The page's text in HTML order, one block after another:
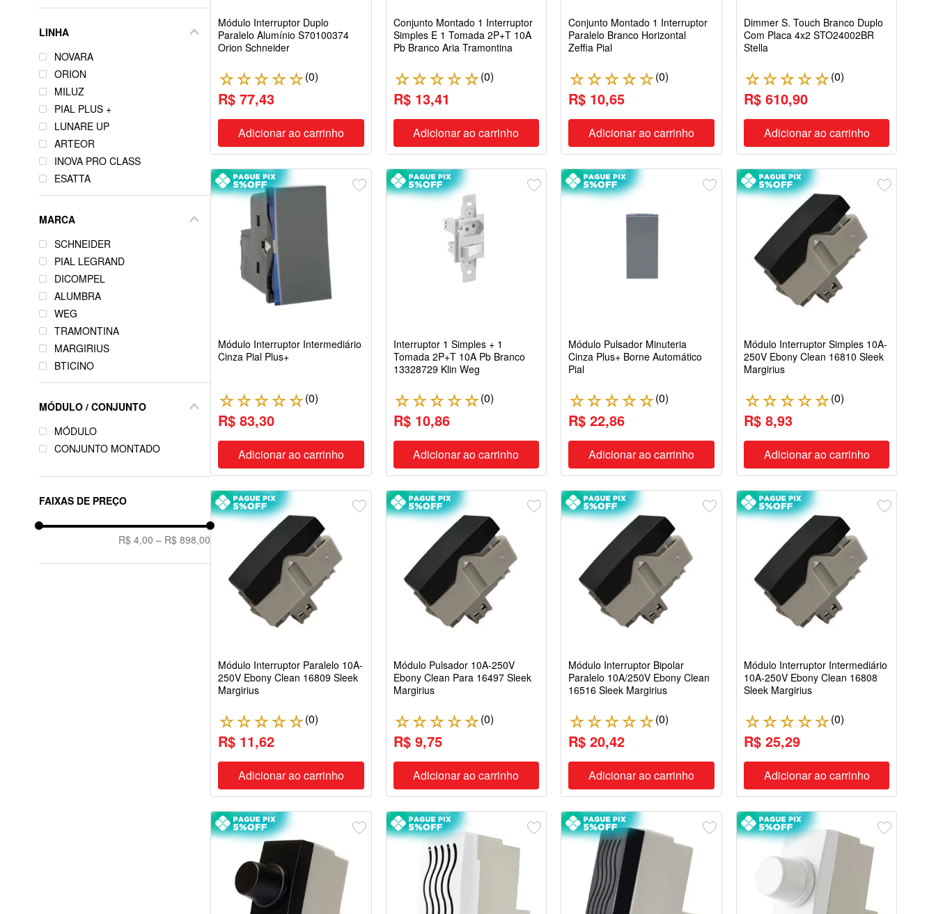
CHAMPANHE
ALUMÍNIO
AZUL
PRETO
PRETO GRAFITE
GRAFITE
PRETA
PÊRA
GRAFITE/ALUMÍNIO
DOURADO
BEGE
ÂMBAR
LINHA
NOVARA
ORION
MILUZ
PIAL PLUS +
LUNARE UP
ARTEOR
INOVA PRO CLASS
ESATTA
SLEEK
PIAL PLUS
LIZ
STELLA
ARIA
LIVING LIGHT
ZEFFIA
INOVA PRO
SIENA
THESI
LIZ/LUX2
KEY WEST
SILENTOQUE
NÃO INFORMADA
MODULOS PRO
AQUATIC
SISTEMA X
PRO
MARCA
SCHNEIDER
PIAL LEGRAND
DICOMPEL
ALUMBRA
WEG
TRAMONTINA
MARGIRIUS
BTICINO
STECK
DNI
DUTOTEC
VENTOKIT
STELLA
SEGURIMAX
MÓDULO / CONJUNTO
MÓDULO
CONJUNTO MONTADO
FAIXAS DE PREÇO
R$ 4,00 – R$ 898,00
Módulo Interruptor Duplo
Paralelo Alumínio S70100374
Orion Schneider
☆☆☆☆☆(0)
R$ 77,43
Adicionar ao carrinho
Conjunto Montado 1 Interruptor
Simples E 1 Tomada 2P+T 10A
Pb Branco Aria Tramontina
☆☆☆☆☆(0)
R$ 13,41
Adicionar ao carrinho
Conjunto Montado 1 Interruptor
Paralelo Branco Horizontal
Zeffia Pial
☆☆☆☆☆(0)
R$ 10,65
Adicionar ao carrinho
Dimmer S. Touch Branco Duplo
Com Placa 4x2 STO24002BR
Stella
☆☆☆☆☆(0)
R$ 610,90
Adicionar ao carrinho
Módulo Interruptor Intermediário
Cinza Pial Plus+
☆☆☆☆☆(0)
R$ 83,30
Adicionar ao carrinho
Interruptor 1 Simples + 1
Tomada 2P+T 10A Pb Branco
13328729 Klin Weg
☆☆☆☆☆(0)
R$ 10,86
Adicionar ao carrinho
Módulo Pulsador Minuteria
Cinza Plus+ Borne Automático
Pial
☆☆☆☆☆(0)
R$ 22,86
Adicionar ao carrinho
Módulo Interruptor Simples 10A-
250V Ebony Clean 16810 Sleek
Margirius
☆☆☆☆☆(0)
R$ 8,93
Adicionar ao carrinho
Módulo Interruptor Paralelo 10A-
250V Ebony Clean 16809 Sleek
Margirius
☆☆☆☆☆(0)
R$ 11,62
Adicionar ao carrinho
Módulo Pulsador 10A-250V
Ebony Clean Para 16497 Sleek
Margirius
☆☆☆☆☆(0)
R$ 9,75
Adicionar ao carrinho
Módulo Interruptor Bipolar
Paralelo 10A/250V Ebony Clean
16516 Sleek Margirius
☆☆☆☆☆(0)
R$ 20,42
Adicionar ao carrinho
Módulo Interruptor Intermediário
10A-250V Ebony Clean 16808
Sleek Margirius
☆☆☆☆☆(0)
R$ 25,29
Adicionar ao carrinho